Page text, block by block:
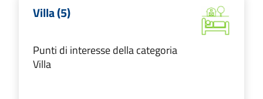
Villa (5)
Punti di interesse della categoria
Villa